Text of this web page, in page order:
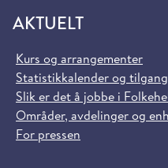
AKTUELT
Kurs og arrangementer
Statistikkalender og
Slik er det å jobbe i
Områder, avdelinger og
For pressen